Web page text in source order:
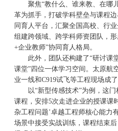
聚焦“教什么、谁来教、在哪
革为抓手，打破学科壁垒与课程
同育人平台，汇聚全国高校、行
组建跨领域、跨学科师资团队，
+企业教师”协同育人格局。
此外，团队还构建了“研讨课
课堂”四位一体学习空间。太原航
业一线和C919试飞等工程现场成
以“新型传感技术”为例，这门
课程，安排5次走进企业的授课课
杂工程问题’卓越工程师核心能力
场景中接受实战训练，课程结束